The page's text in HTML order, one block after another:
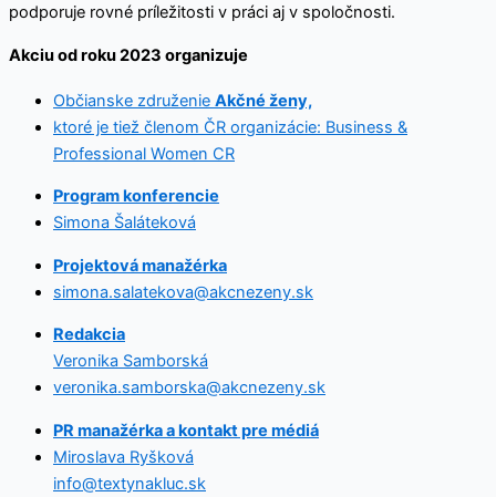
podporuje rovné príležitosti v práci aj v spoločnosti.
Akciu od roku 2023 organizuje
Občianske združenie Akčné ženy,
ktoré je tiež členom ČR organizácie: Business &
Professional Women CR
Program konferencie
Simona Šaláteková
Projektová manažérka
simona.salatekova@akcnezeny.sk
Redakcia
Veronika Samborská
veronika.samborska@akcnezeny.sk
PR manažérka a kontakt pre médiá
Miroslava Ryšková
info@textynakluc.sk